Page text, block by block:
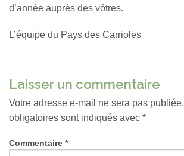
d’année auprès des vôtres.
L’équipe du Pays des Carrioles
Laisser un commentaire
Votre adresse e-mail ne sera pas publiée.
obligatoires sont indiqués avec *
Commentaire *